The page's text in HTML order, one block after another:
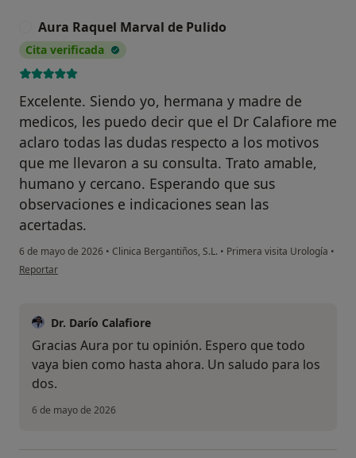
Aura Raquel Marval de Pulido
Cita verificada
Excelente. Siendo yo, hermana y madre de
medicos, les puedo decir que el Dr Calafiore me
aclaro todas las dudas respecto a los motivos
que me llevaron a su consulta. Trato amable,
humano y cercano. Esperando que sus
observaciones e indicaciones sean las
acertadas.
6 de mayo de 2026 • Clinica Bergantiños, S.L. • Primera visita Urología •
en opinión del usuario Aura Raquel Marval de Pulido
Reportar
Dr. Darío Calafiore
Gracias Aura por tu opinión. Espero que todo
vaya bien como hasta ahora. Un saludo para los
dos.
6 de mayo de 2026